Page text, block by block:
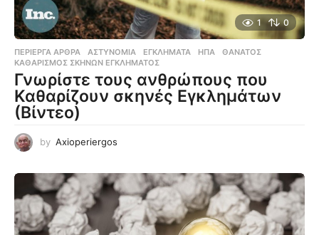
1 0
ΠΕΡΊΕΡΓΑ ΆΡΘΡΑ ΑΣΤΥΝΟΜΊΑ ,ΕΓΚΛΉΜΑΤΑ ,ΗΠΑ ,ΘΆΝΑΤΟΣ
ΚΑΘΑΡΙΣΜΌΣ ΣΚΗΝΏΝ ΕΓΚΛΉΜΑΤΟΣ
Γνωρίστε τους ανθρώπους που
Καθαρίζουν σκηνές Εγκλημάτων
(Βίντεο)
by Axioperiergos